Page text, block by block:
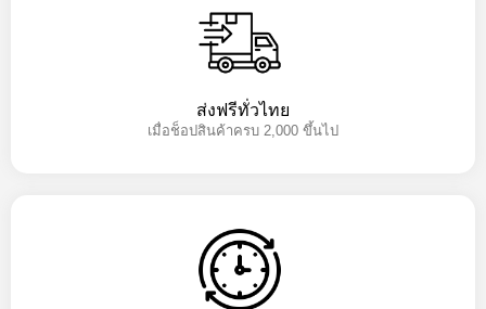
ส่งฟรีทั่วไทย
เมื่อช็อปสินค้าครบ 2,000 ขึ้นไป